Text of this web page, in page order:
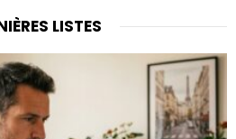
LISTES